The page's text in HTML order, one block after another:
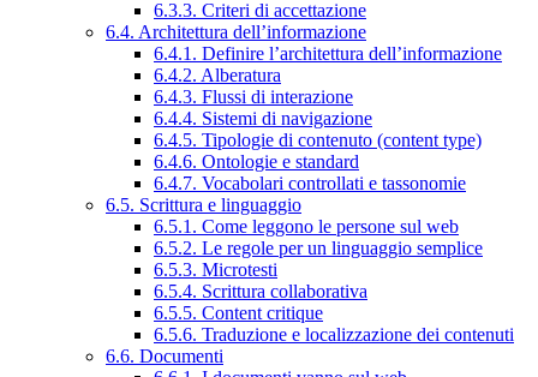
6.3.3. Criteri di accettazione
6.4. Architettura dell’informazione
6.4.1. Definire l’architettura dell’informazione
6.4.2. Alberatura
6.4.3. Flussi di interazione
6.4.4. Sistemi di navigazione
6.4.5. Tipologie di contenuto (content type)
6.4.6. Ontologie e standard
6.4.7. Vocabolari controllati e tassonomie
6.5. Scrittura e linguaggio
6.5.1. Come leggono le persone sul web
6.5.2. Le regole per un linguaggio semplice
6.5.3. Microtesti
6.5.4. Scrittura collaborativa
6.5.5. Content critique
6.5.6. Traduzione e localizzazione dei contenuti
6.6. Documenti